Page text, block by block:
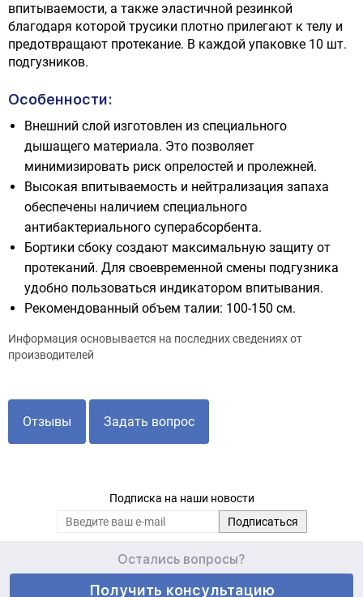
впитываемости, а также эластичной резинкой
благодаря которой трусики плотно прилегают к телу и
предотвращают протекание. В каждой упаковке 10 шт.
подгузников.
Особенности:
Внешний слой изготовлен из специального
дышащего материала. Это позволяет
минимизировать риск опрелостей и пролежней.
Высокая впитываемость и нейтрализация запаха
обеспечены наличием специального
антибактериального суперабсорбента.
Бортики сбоку создают максимальную защиту от
протеканий. Для своевременной смены подгузника
удобно пользоваться индикатором впитывания.
Рекомендованный объем талии: 100-150 см.
Информация основывается на последних сведениях от
производителей
Отзывы Задать вопрос
Подписка на наши новости
Остались вопросы?
Получить консультацию